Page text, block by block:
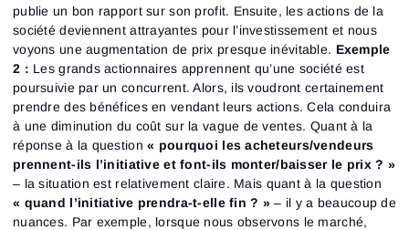
publie un bon rapport sur son profit. Ensuite, les actions de la
société deviennent attrayantes pour l’investissement et nous
voyons une augmentation de prix presque inévitable. Exemple
2 : Les grands actionnaires apprennent qu’une société est
poursuivie par un concurrent. Alors, ils voudront certainement
prendre des bénéfices en vendant leurs actions. Cela conduira
à une diminution du coût sur la vague de ventes. Quant à la
réponse à la question« pourquoi les acheteurs/vendeurs
prennent-ils l’initiative et font-ils monter/baisser le prix ? »
– la situation est relativement claire. Mais quant à la question
« quand l’initiative prendra-t-elle fin ? » – il y a beaucoup de
nuances. Par exemple, lorsque nous observons le marché,